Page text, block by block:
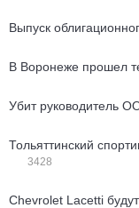
Выпуск
В Воронеже прошел
Убит руководитель
Тольяттинский
3428
Chevrolet Lacetti